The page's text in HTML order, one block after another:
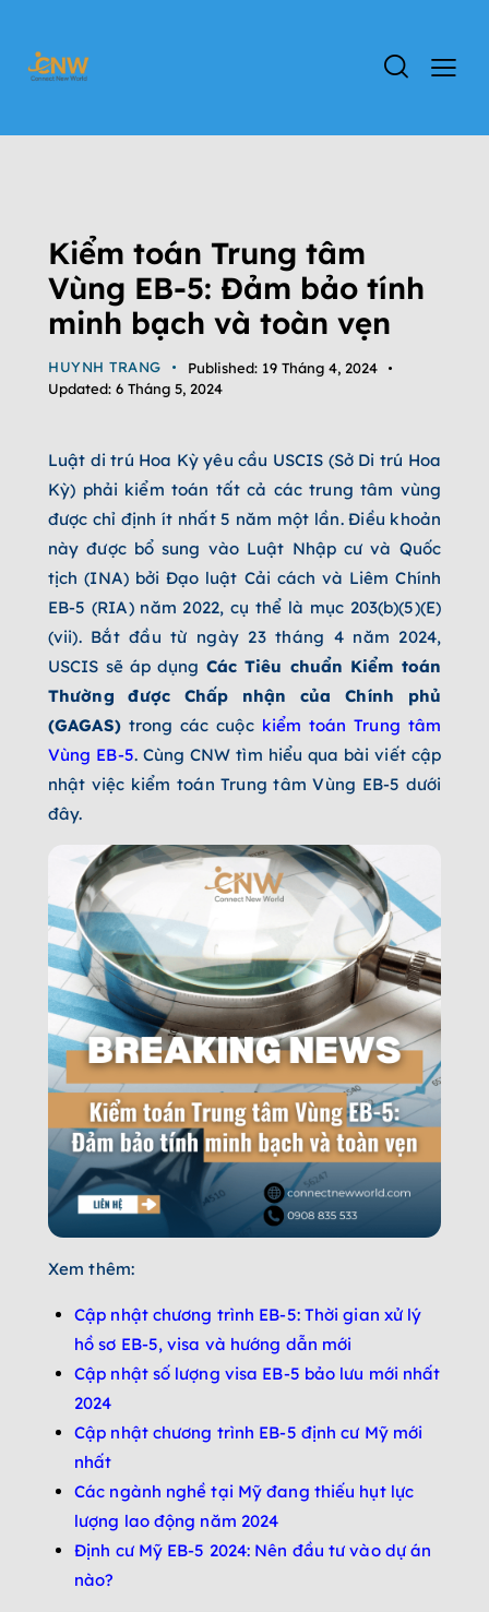
Kiểm toán Trung tâm
Vùng EB-5: Đảm bảo tính
minh bạch và toàn vẹn
HUYNH TRANG Published: 19 Tháng 4, 2024
Updated: 6 Tháng 5, 2024
Luật di trú Hoa Kỳ yêu cầu USCIS (Sở Di trú Hoa
Kỳ) phải kiểm toán tất cả các trung tâm vùng
được chỉ định ít nhất 5 năm một lần. Điều khoản
này được bổ sung vào Luật Nhập cư và Quốc
tịch (INA) bởi Đạo luật Cải cách và Liêm Chính
EB-5 (RIA) năm 2022, cụ thể là mục 203(b)(5)(E)
(vii). Bắt đầu từ ngày 23 tháng 4 năm 2024,
USCIS sẽ áp dụng Các Tiêu chuẩn Kiểm toán
Thường được Chấp nhận của Chính phủ
(GAGAS)trong các cuộc kiểm toán Trung tâm
Vùng EB-5. Cùng CNW tìm hiểu qua bài viết cập
nhật việc kiểm toán Trung tâm Vùng EB-5 dưới
đây.
Xem thêm:
Cập nhật chương trình EB-5: Thời gian xử lý
hồ sơ EB-5, visa và hướng dẫn mới
Cập nhật số lượng visa EB-5 bảo lưu mới nhất
2024
Cập nhật chương trình EB-5 định cư Mỹ mới
nhất
Các ngành nghề tại Mỹ đang thiếu hụt lực
lượng lao động năm 2024
Định cư Mỹ EB-5 2024: Nên đầu tư vào dự án
nào?